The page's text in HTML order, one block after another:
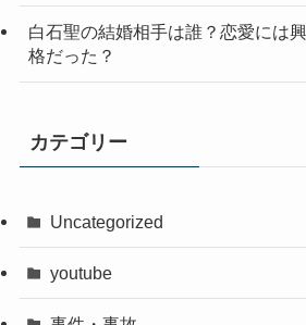
白石聖の結婚相手は誰？恋愛には
格だった？
カテゴリー
Uncategorized
youtube